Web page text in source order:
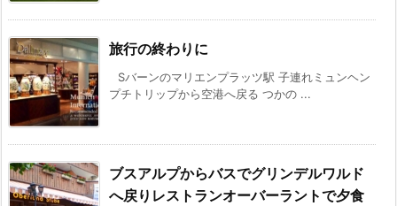
旅行の終わりに
Sバーンのマリエンプラッツ駅 子連れミュンヘン
プチトリップから空港へ戻る つかの ...
ブスアルプからバスでグリンデルワルド
へ戻りレストランオーバーラントで夕食